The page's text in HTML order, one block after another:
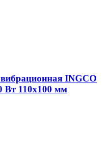
INGCO
Вт 110х100 мм